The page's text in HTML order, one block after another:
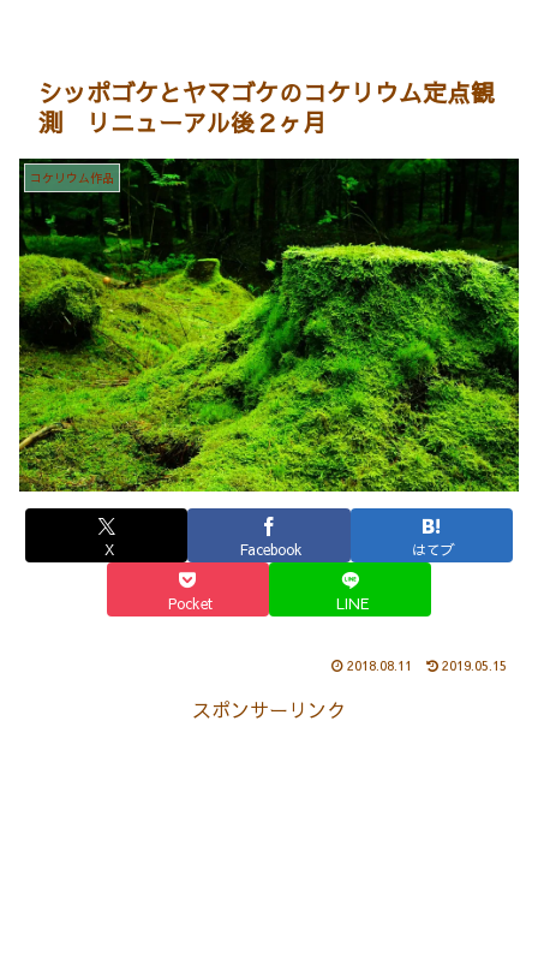
シッポゴケとヤマゴケのコケリウム定点観
測 リニューアル後２ヶ月
コケリウム作品
X Facebook はてブ
Pocket LINE
2018.08.11 2019.05.15
スポンサーリンク